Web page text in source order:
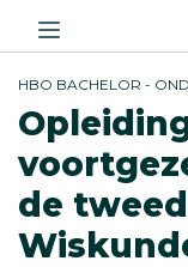
HBO BACHELOR -
de